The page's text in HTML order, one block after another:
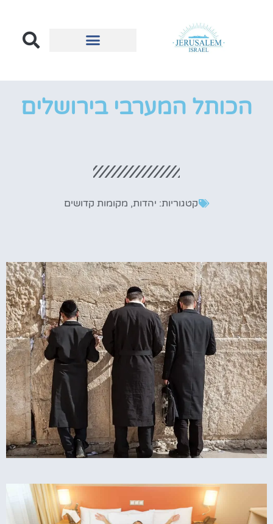
הכותל המערבי בירושלים
קטגוריות: יהדות, מקומות קדושים